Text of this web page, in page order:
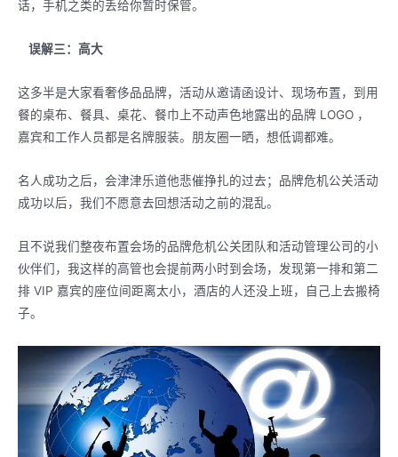
话，手机之类的丢给你暂时保管。
误解三：高大
这多半是大家看奢侈品品牌，活动从邀请函设计、现场布置，到用
餐的桌布、餐具、桌花、餐巾上不动声色地露出的品牌 LOGO ，
嘉宾和工作人员都是名牌服装。朋友圈一晒，想低调都难。
名人成功之后，会津津乐道他悲催挣扎的过去；品牌危机公关活动
成功以后，我们不愿意去回想活动之前的混乱。
且不说我们整夜布置会场的品牌危机公关团队和活动管理公司的小
伙伴们，我这样的高管也会提前两小时到会场，发现第一排和第二
排 VIP 嘉宾的座位间距离太小，酒店的人还没上班，自己上去搬椅
子。